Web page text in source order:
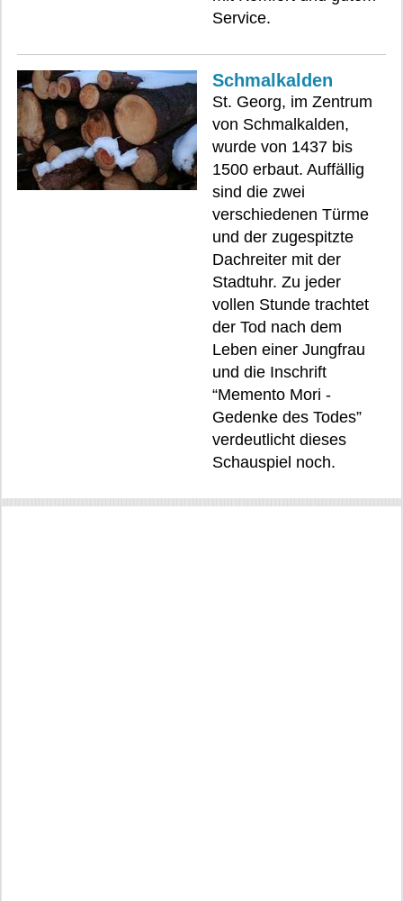
Service.
Schmalkalden
St. Georg, im Zentrum
von Schmalkalden,
wurde von 1437 bis
1500 erbaut. Auffällig
sind die zwei
verschiedenen Türme
und der zugespitzte
Dachreiter mit der
Stadtuhr. Zu jeder
vollen Stunde trachtet
der Tod nach dem
Leben einer Jungfrau
und die Inschrift
“Memento Mori -
Gedenke des Todes”
verdeutlicht dieses
Schauspiel noch.